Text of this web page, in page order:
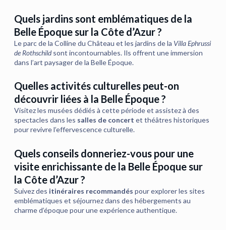
Quels jardins sont emblématiques de la
Belle Époque sur la Côte d’Azur ?
Le parc de la Colline du Château et les jardins de la Villa Ephrussi
de Rothschildsont incontournables. Ils offrent une immersion
dans l’art paysager de la Belle Époque.
Quelles activités culturelles peut-on
découvrir liées à la Belle Époque ?
Visitez les musées dédiés à cette période et assistez à des
spectacles dans les salles de concert et théâtres historiques
pour revivre l’effervescence culturelle.
Quels conseils donneriez-vous pour une
visite enrichissante de la Belle Époque sur
la Côte d’Azur ?
Suivez des itinéraires recommandés pour explorer les sites
emblématiques et séjournez dans des hébergements au
charme d’époque pour une expérience authentique.